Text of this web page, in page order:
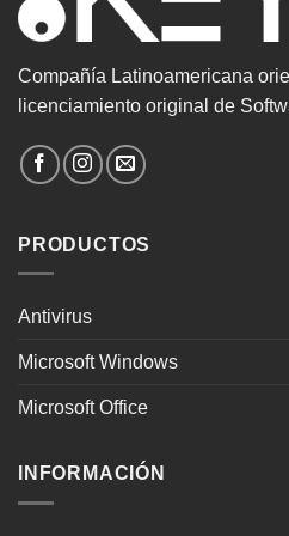
Compañía Latinoamericana
licenciamiento original de
PRODUCTOS
Antivirus
Microsoft Windows
Microsoft Office
INFORMACIÓN